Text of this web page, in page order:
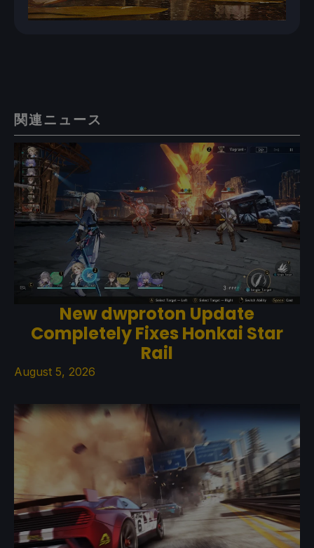
関連ニュース
New dwproton Update
Completely Fixes Honkai Star
Rail
August 5, 2026